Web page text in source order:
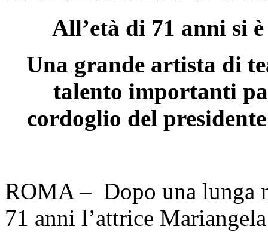
All’età di 71 anni si
Una grande artista di
talento importanti
cordoglio del
ROMA – Dopo una lunga
71 anni l’attrice